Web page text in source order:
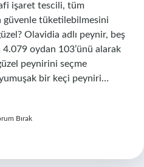
işaret tescili, tüm
güvenle tüketilebilmesini
Olavidia adlı peynir, beş
4.079 oydan 103’ünü alarak
peynirini seçme
yumuşak bir keçi peyniri…
Bırak